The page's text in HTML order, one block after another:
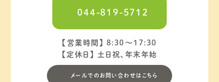
044-819-5712
【営業時間】 8:30～17:30
【定休日】 土日祝、年末年始
メールでのお問い合わせはこちら